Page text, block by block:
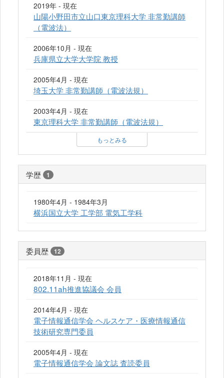
2019年 - 現在
山陽小野田市立山口東京理科大学 非常勤講師
（電波法）
2006年10月 - 現在
兵庫県立大学大学院 教授
2005年4月 - 現在
埼玉大学 非常勤講師（電波法規）
2003年4月 - 現在
東京理科大学 非常勤講師（電波法規）
もっとみる
学歴 1
1980年4月 - 1984年3月
横浜国立大学 工学部 電気工学科
委員歴 12
2018年11月 - 現在
802.11ah推進協議会 会員
2014年4月 - 現在
電子情報通信学会 ヘルスケア・医療情報通信
技術研究専門委員
2005年4月 - 現在
電子情報通信学会 論文誌 査読委員